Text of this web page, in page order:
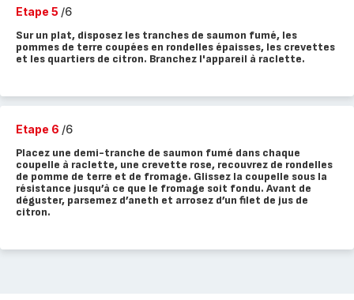
Etape 5 /6
Sur un plat, disposez les tranches de saumon fumé, les
pommes de terre coupées en rondelles épaisses, les crevettes
et les quartiers de citron. Branchez l'appareil à raclette.
Etape 6 /6
Placez une demi-tranche de saumon fumé dans chaque
coupelle à raclette, une crevette rose, recouvrez de rondelles
de pomme de terre et de fromage. Glissez la coupelle sous la
résistance jusqu’à ce que le fromage soit fondu. Avant de
déguster, parsemez d’aneth et arrosez d’un filet de jus de
citron.